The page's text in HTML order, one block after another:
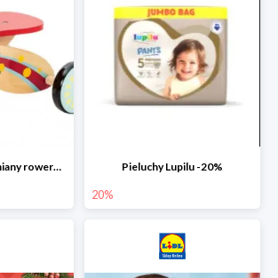
PLAYTIVE® Drewniany rowerek biegowy -33% Pieluchy Lupilu -20%
20%